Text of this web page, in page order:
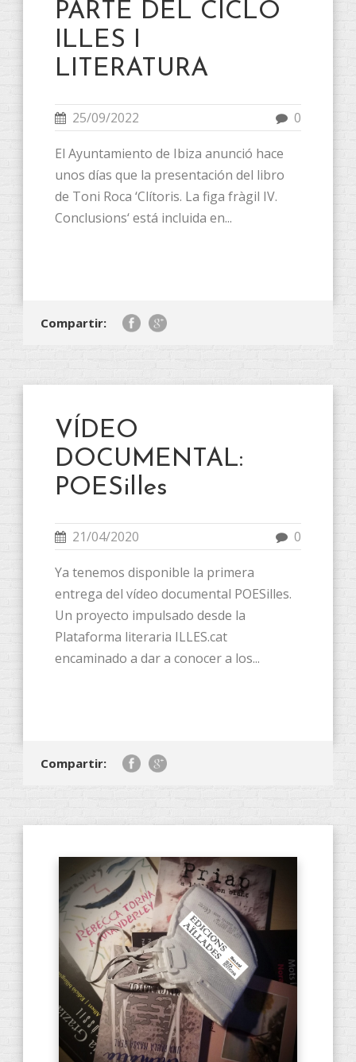
PARTE DEL CICLO
ILLES I
LITERATURA
25/09/2022 0
El Ayuntamiento de Ibiza anunció hace
unos días que la presentación del libro
de Toni Roca ‘Clítoris. La figa fràgil IV.
Conclusions‘ está incluida en...
Compartir:
VÍDEO
DOCUMENTAL:
POESilles
21/04/2020 0
Ya tenemos disponible la primera
entrega del vídeo documental POESilles.
Un proyecto impulsado desde la
Plataforma literaria ILLES.cat
encaminado a dar a conocer a los...
Compartir: